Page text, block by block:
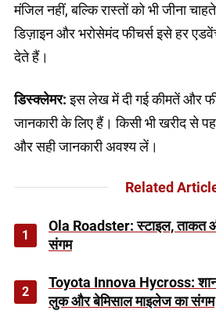
मंजिल नहीं, बल्कि रास्तों को भी जीना
डिज़ाइन और भरोसेमंद फीचर्स इसे हर
देते हैं।
डिस्क्लेमर:इस लेख में दी गई कीमतें और
जानकारी के लिए हैं। किसी भी खरीद से
और सही जानकारी अवश्य लें।
Related
1
Ola Roadster: स्टाइल, ताकत
संगम
2
Toyota Innova Hycross:
लुक और बेमिसाल माइलेज का संगम